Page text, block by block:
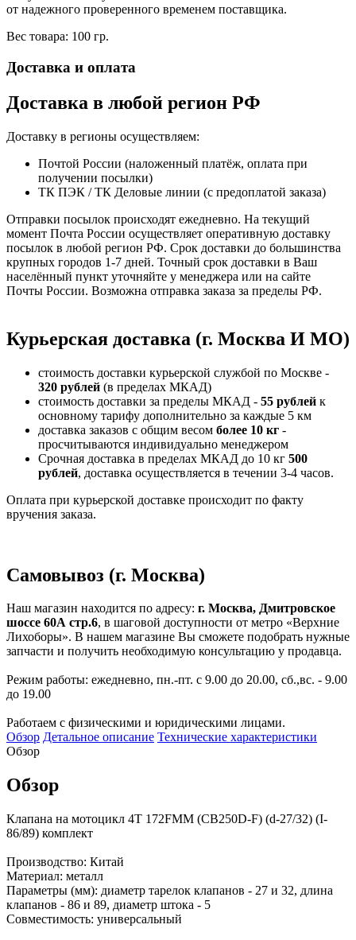
от надежного проверенного временем поставщика.
Вес товара: 100 гр.
Доставка и оплата
Доставка в любой регион РФ
Доставку в регионы осуществляем:
Почтой России (наложенный платёж, оплата при
получении посылки)
ТК ПЭК / ТК Деловые линии (с предоплатой заказа)
Отправки посылок происходят ежедневно. На текущий
момент Почта России осуществляет оперативную доставку
посылок в любой регион РФ. Срок доставки до большинства
крупных городов 1-7 дней. Точный срок доставки в Ваш
населённый пункт уточняйте у менеджера или на сайте
Почты России. Возможна отправка заказа за пределы РФ.
Курьерская доставка (г. Москва И МО)
стоимость доставки курьерской службой по Москве -
320 рублей (в пределах МКАД)
стоимость доставки за пределы МКАД - 55 рублей к
основному тарифу дополнительно за каждые 5 км
доставка заказов с общим весом более 10 кг -
просчитываются индивидуально менеджером
Срочная доставка в пределах МКАД до 10 кг 500
рублей, доставка осуществляется в течении 3-4 часов.
Оплата при курьерской доставке происходит по факту
вручения заказа.
Самовывоз (г. Москва)
Наш магазин находится по адресу: г. Москва, Дмитровское
шоссе 60А стр.6, в шаговой доступности от метро «Верхние
Лихоборы». В нашем магазине Вы сможете подобрать нужные
запчасти и получить необходимую консультацию у продавца.
Режим работы: ежедневно, пн.-пт. с 9.00 до 20.00, сб.,вс. - 9.00
до 19.00
Работаем с физическими и юридическими лицами.
Обзор Детальное описание Технические характеристики
Обзор
Обзор
Клапана на мотоцикл 4Т 172FMM (CB250D-F) (d-27/32) (I-
86/89) комплект
Производство: Китай
Материал: металл
Параметры (мм): диаметр тарелок клапанов - 27 и 32, длина
клапанов - 86 и 89, диаметр штока - 5
Совместимость: универсальный